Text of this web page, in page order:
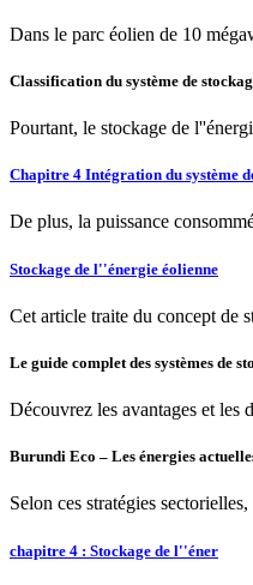
Dans le parc éolien de 10
Classification du système de
Pourtant, le stockage de
Chapitre 4 Intégration du système
De plus, la puissance
Stockage de l''énergie éolienne
Cet article traite du concept de
Le guide complet des systèmes de
Découvrez les avantages et les
Burundi Eco – Les énergies
Selon ces stratégies
chapitre 4 : Stockage de l''éner